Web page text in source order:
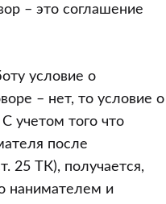
– это соглашение
условие о
– нет, то условие о
учетом того что
после
25 ТК), получается,
нанимателем и